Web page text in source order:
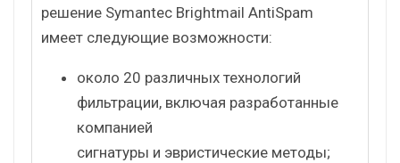
решение Symantec Brightmail AntiSpam
имеет следующие возможности:
около 20 различных технологий
фильтрации, включая разработанные
компанией
сигнатуры и эвристические методы;